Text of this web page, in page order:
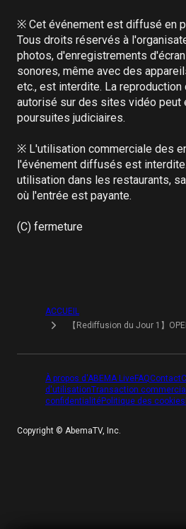
※ Cet événement est diffusé en
Tous droits réservés à
photos, d'enregistrements
sonores, même avec des
etc., est interdite. La reproduction
autorisé sur des sites vidéo peut
poursuites judiciaires.
※ L'utilisation commerciale des
l'événement diffusés est
utilisation dans les restaurants,
où l'entrée est payante.
(C) fermeture
ACCUEIL
【Rediffusion du Jour 1】
À propos d'ABEMA LiveFAQContact
d'utilisationTransaction
confidentialitéPolitique des cookies
Copyright ©︎ AbemaTV, Inc.